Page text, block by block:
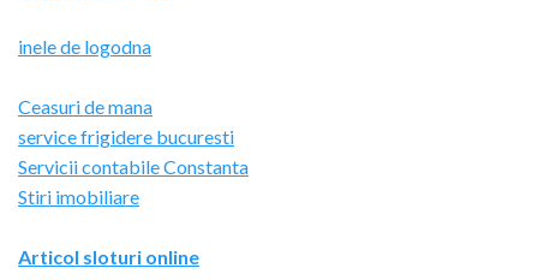
inele de logodna
Ceasuri de mana
service frigidere bucuresti
Servicii contabile Constanta
Stiri imobiliare
Articol sloturi online